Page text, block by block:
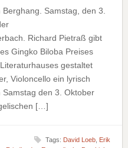
Samstag, den 3.
Richard Pietraß gibt
Gingko Biloba Preises
gestaltet
Violoncello ein lyrisch
den 3. Oktober
[…]
Tags: David Loeb Erik